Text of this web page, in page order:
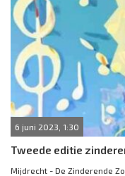
6 juni 2023, 1:30
Tweede editie
Mijdrecht - De Zinderende